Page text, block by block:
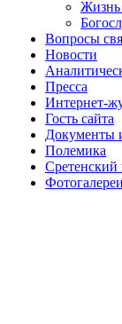
Жизнь
Вопросы
Новости
Пресса
Интернет-
Гость сайта
Документы
Полемика
Сретенский
Фотогалереи